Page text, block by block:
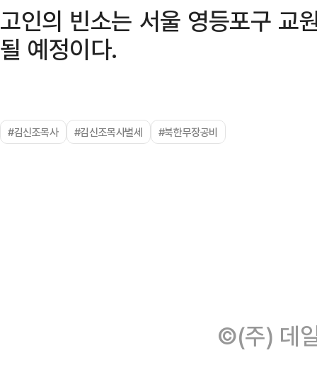
고인의 빈소는 서울 영등포구 교
될 예정이다.
#김신조목사 #김신조목사별세 #북한무장공비
©(주) 데